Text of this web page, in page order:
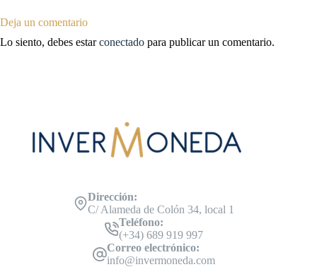
Deja un comentario
Lo siento, debes estarconectado para publicar un comentario.
Dirección:
C/ Alameda de Colón 34, local 1
Teléfono:
(+34) 689 919 997
Correo electrónico:
info@invermoneda.com